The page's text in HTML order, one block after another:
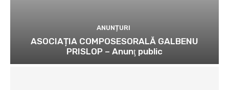
ANUNȚURI
ASOCIAȚIA COMPOSESORALĂ GALBENU
PRISLOP – Anunţ public